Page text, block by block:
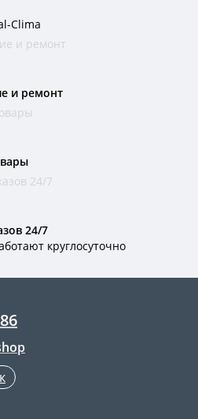
Clima
и ремонт
24/7
круглосуточно